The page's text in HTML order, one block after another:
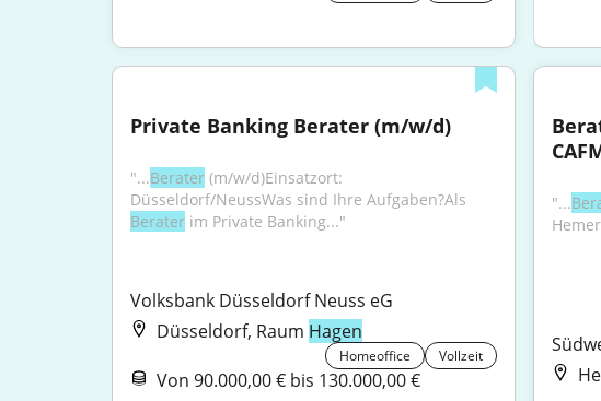
Private Banking Berater (m/w/d)
"...Berater (m/w/d)Einsatzort:
Berater im Private Banking..."
Volksbank Düsseldorf Neuss eG
Düsseldorf, Raum Hagen
Homeoffice Vollzeit
Von 90.000,00 € bis 130.000,00 €
"...